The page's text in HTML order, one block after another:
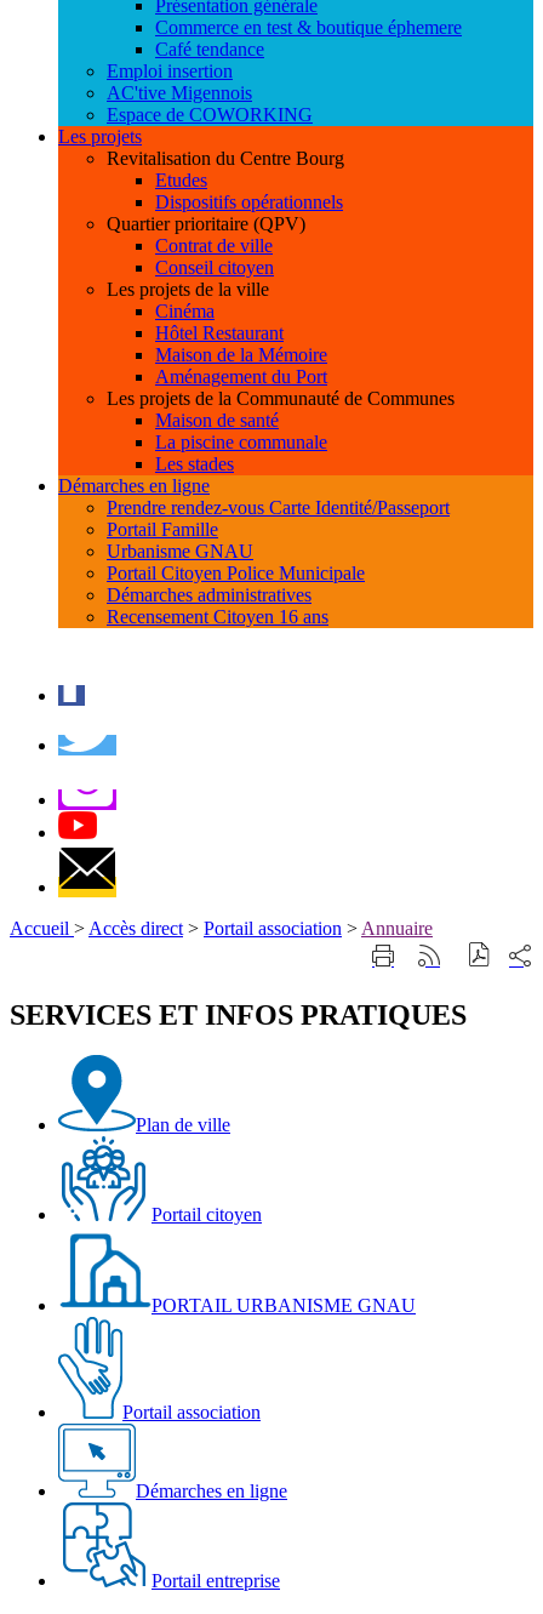
Présentation générale
Commerce en test & boutique éphemere
Café tendance
Emploi insertion
AC'tive Migennois
Espace de COWORKING
Les projets
Revitalisation du Centre Bourg
Etudes
Dispositifs opérationnels
Quartier prioritaire (QPV)
Contrat de ville
Conseil citoyen
Les projets de la ville
Cinéma
Hôtel Restaurant
Maison de la Mémoire
Aménagement du Port
Les projets de la Communauté de Communes
Maison de santé
La piscine communale
Les stades
Démarches en ligne
Prendre rendez-vous Carte Identité/Passeport
Portail Famille
Urbanisme GNAU
Portail Citoyen Police Municipale
Démarches administratives
Recensement Citoyen 16 ans
Accueil > Accès direct > Portail association > Annuaire
ImprimerGénérer
RSS
sur
SERVICES ET INFOS PRATIQUES
Plan de ville
Portail citoyen
PORTAIL URBANISME GNAU
Portail association
Démarches en ligne
Portail entreprise